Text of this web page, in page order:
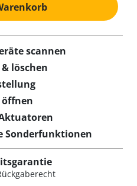
scannen
löschen
öffnen
Sonderfunktionen